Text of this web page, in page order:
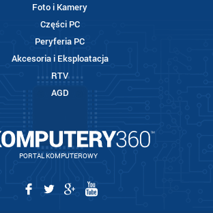
Foto i Kamery
Części PC
Peryferia PC
Akcesoria i Eksploatacja
RTV
AGD
PORTAL KOMPUTEROWY